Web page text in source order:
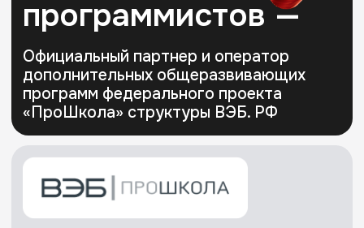
дополнительного образования
8-18 лет
возраст учащихся
> 50
курсов
программ
> 10 000